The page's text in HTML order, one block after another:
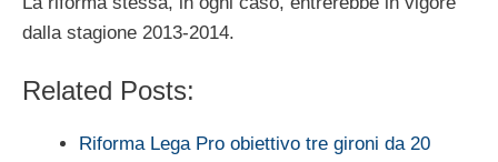
dalla stagione 2013-2014.
Related Posts:
Riforma Lega Pro obiettivo tre gironi da 20